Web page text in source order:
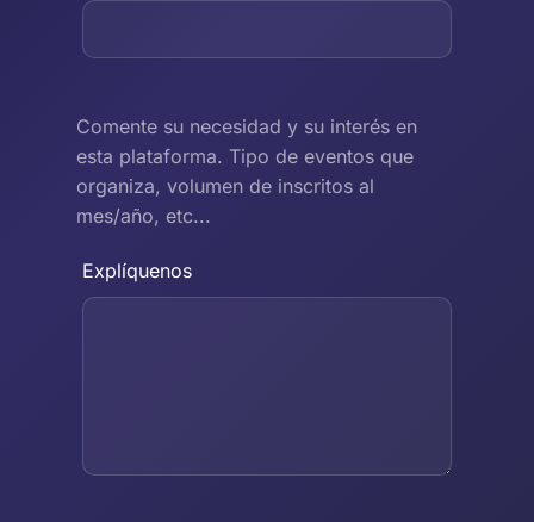
Comente su necesidad y su interés en
esta plataforma. Tipo de eventos que
organiza, volumen de inscritos al
mes/año, etc...
Explíquenos